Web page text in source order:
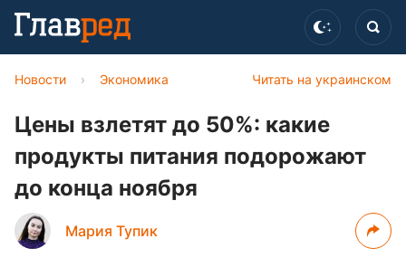
Читать на украинском
Новости › Экономика
Цены взлетят до 50%: какие
продукты питания подорожают
до конца ноября
Мария Тупик